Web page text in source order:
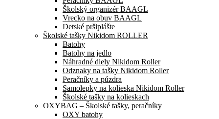
Školský organizér BAAGL
Vrecko na obuv BAAGL
Detské pršiplášte
Školské tašky Nikidom ROLLER
Batohy
Batohy na jedlo
Náhradné diely Nikidom Roller
Odznaky na tašky Nikidom Roller
Peračníky a púzdra
Samolepky na kolieska Nikidom Roller
Školské tašky na kolieskach
OXYBAG – Školské tašky, peračníky
OXY batohy